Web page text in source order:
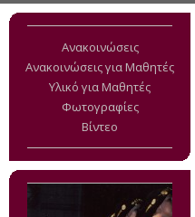
Ανακοινώσεις
Ανακοινώσεις για Μαθητές
Υλικό για Μαθητές
Φωτογραφίες
Βίντεο